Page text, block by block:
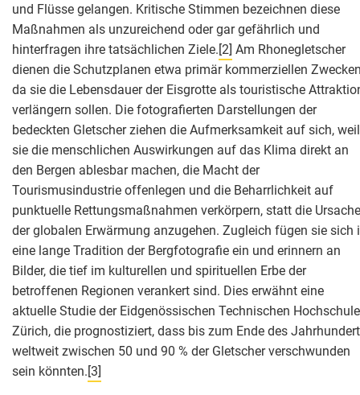
und Flüsse gelangen. Kritische Stimmen bezeichnen diese
Maßnahmen als unzureichend oder gar gefährlich und
hinterfragen ihre tatsächlichen Ziele.[2] Am Rhonegletscher
dienen die Schutzplanen etwa primär kommerziellen
da sie die Lebensdauer der Eisgrotte als touristische
verlängern sollen. Die fotografierten Darstellungen der
bedeckten Gletscher ziehen die Aufmerksamkeit auf sich, weil
sie die menschlichen Auswirkungen auf das Klima direkt an
den Bergen ablesbar machen, die Macht der
Tourismusindustrie offenlegen und die Beharrlichkeit auf
punktuelle Rettungsmaßnahmen verkörpern, statt die
der globalen Erwärmung anzugehen. Zugleich fügen sie sich
eine lange Tradition der Bergfotografie ein und erinnern an
Bilder, die tief im kulturellen und spirituellen Erbe der
betroffenen Regionen verankert sind. Dies erwähnt eine
aktuelle Studie der Eidgenössischen Technischen Hochschule
Zürich, die prognostiziert, dass bis zum Ende des
weltweit zwischen 50 und 90 % der Gletscher verschwunden
sein könnten.[3]